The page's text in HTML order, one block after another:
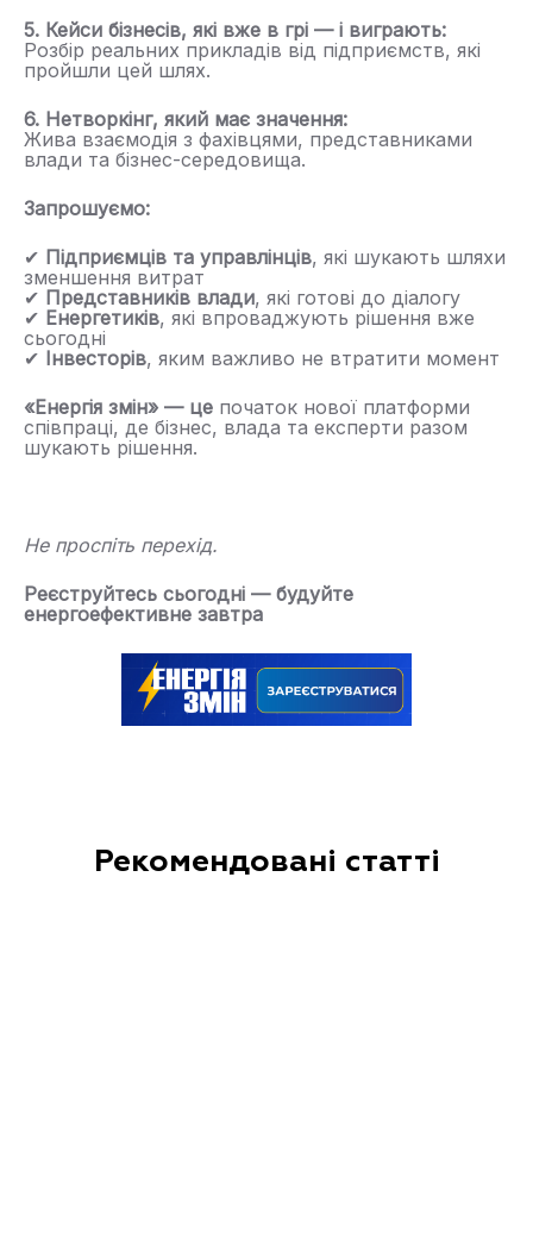
5. Кейси бізнесів, які вже в грі — і виграють:
Розбір реальних прикладів від підприємств, які
пройшли цей шлях.
6. Нетворкінг, який має значення:
Жива взаємодія з фахівцями, представниками
влади та бізнес-середовища.
Запрошуємо:
✔ Підприємців та управлінців, які шукають шляхи
зменшення витрат
✔ Представників влади, які готові до діалогу
✔ Енергетиків, які впроваджують рішення вже
сьогодні
✔ Інвесторів, яким важливо не втратити момент
«Енергія змін» — це початок нової платформи
співпраці, де бізнес, влада та експерти разом
шукають рішення.
Не проспіть перехід.
Реєструйтесь сьогодні — будуйте
енергоефективне завтра
Рекомендовані статті